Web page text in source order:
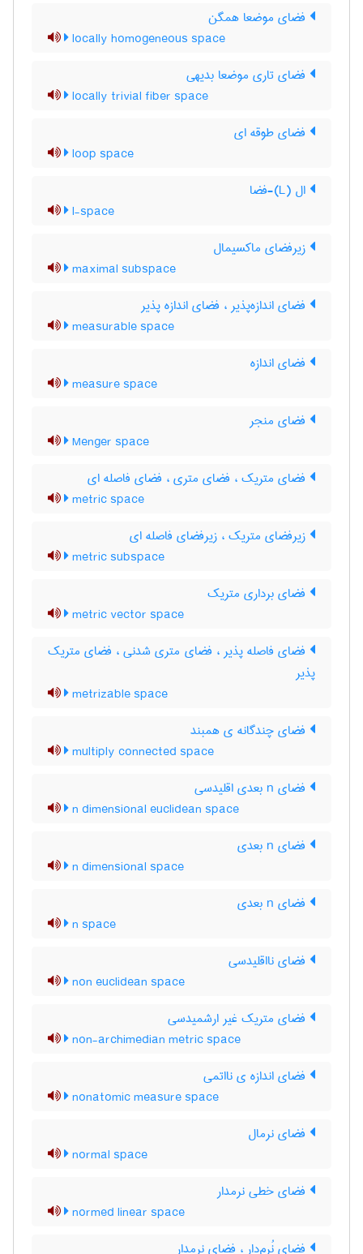
فضای موضعا همگن
locally homogeneous space
فضای تاری موضعا بدیهی
locally trivial fiber space
فضای طوقه ای
loop space
ال (L)-فضا
l-space
زیرفضای ماکسیمال
maximal subspace
فضای اندازه‌پذیر ، فضای اندازه پذیر
measurable space
فضای اندازه
measure space
فضای منجر
Menger space
فضای متریک ، فضای متری ، فضای فاصله ای
metric space
زیرفضای متریک ، زیرفضای فاصله ای
metric subspace
فضای برداری متریک
metric vector space
فضای فاصله پذیر ، فضای متری شدنی ، فضای متریک
پذیر
metrizable space
فضای چندگانه ی همبند
multiply connected space
فضای n بعدی اقلیدسی
n dimensional euclidean space
فضای n بعدی
n dimensional space
فضای n بعدی
n space
فضای نااقلیدسی
non euclidean space
فضای متریک غیر ارشمیدسی
non-archimedian metric space
فضای اندازه ی نااتمی
nonatomic measure space
فضای نرمال
normal space
فضای خطی نرمدار
normed linear space
فضای نُرم‌دار ، فضای نرمدار